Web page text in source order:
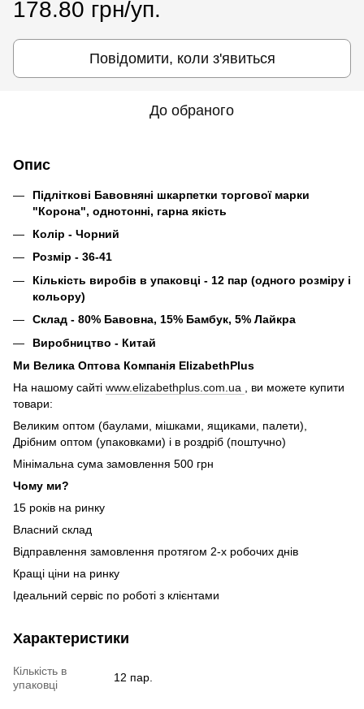
178.80 грн/уп.
Повідомити, коли з'явиться
До обраного
Опис
Підліткові Бавовняні шкарпетки торгової марки
"Корона", однотонні, гарна якість
Колір - Чорний
Розмір - 36-41
Кількість виробів в упаковці - 12 пар (одного розміру і
кольору)
Склад - 80% Бавовна, 15% Бамбук, 5% Лайкра
Виробництво - Китай
Ми Велика Оптова Компанія ElizabethPlus
На нашому сайті www.elizabethplus.com.ua
, ви можете купити
товари:
Великим оптом (баулами, мішками, ящиками, палети),
Дрібним оптом (упаковками) і в роздріб (поштучно)
Мінімальна сума замовлення 500 грн
Чому ми?
15 років на ринку
Власний склад
Відправлення замовлення протягом 2-х робочих днів
Кращі ціни на ринку
Ідеальний сервіс по роботі з клієнтами
Характеристики
Кількість в
упаковці
12 пар.